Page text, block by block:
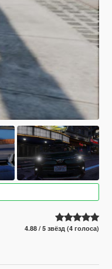
4.88 / 5 звёзд (4 голоса)